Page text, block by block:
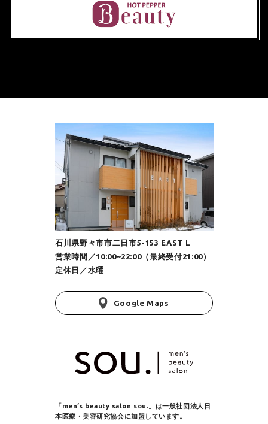
石川県野々市市二日市5-153 EAST L
営業時間／10:00~22:00（最終受付21:00）
定休日／水曜
Google Maps
「men’s beauty salon sou.」は一般社団法人日
本医療・美容研究協会に加盟しています。